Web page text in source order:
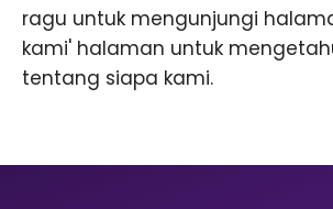
ragu untuk mengunjungi
kami' halaman untuk
tentang siapa kami.